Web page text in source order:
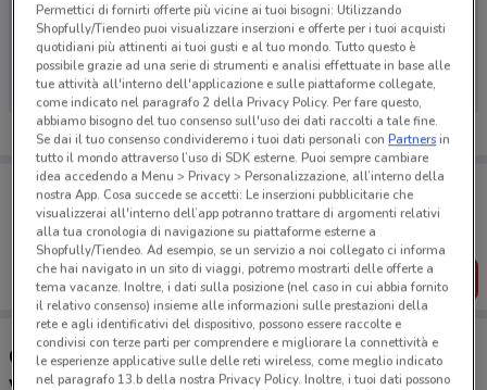
Ci dispiace, al momento non abbiamo pubblicato
volantini nella tua zona. Riprova più tardi.
Porta DoveConviene sempre con te!
Puoi trovare le migliori offerte dei negozi vicino a te,
salvarle e creare la tua lista del risparmio, comodamente
dal tuo cellulare.
SCARICA L’APP
Concessionari Alfa Romeo - Mopar nelle
vicinanze
Permettici di fornirti offerte più vicine ai tuoi bisogni: Utilizzando
Shopfully/Tiendeo puoi visualizzare inserzioni e offerte per i tuoi acquisti
quotidiani più attinenti ai tuoi gusti e al tuo mondo. Tutto questo è
possibile grazie ad una serie di strumenti e analisi effettuate in base alle
tue attività all'interno dell'applicazione e sulle piattaforme collegate,
come indicato nel paragrafo 2 della Privacy Policy. Per fare questo,
abbiamo bisogno del tuo consenso sull'uso dei dati raccolti a tale fine.
Se dai il tuo consenso condivideremo i tuoi dati personali conPartnersin
tutto il mondo attraverso l’uso di SDK esterne. Puoi sempre cambiare
idea accedendo a Menu > Privacy > Personalizzazione, all’interno della
nostra App. Cosa succede se accetti: Le inserzioni pubblicitarie che
visualizzerai all'interno dell’app potranno trattare di argomenti relativi
alla tua cronologia di navigazione su piattaforme esterne a
Shopfully/Tiendeo. Ad esempio, se un servizio a noi collegato ci informa
che hai navigato in un sito di viaggi, potremo mostrarti delle offerte a
tema vacanze. Inoltre, i dati sulla posizione (nel caso in cui abbia fornito
il relativo consenso) insieme alle informazioni sulle prestazioni della
rete e agli identificativi del dispositivo, possono essere raccolte e
condivisi con terze parti per comprendere e migliorare la connettività e
le esperienze applicative sulle delle reti wireless, come meglio indicato
nel paragrafo 13.b della nostra Privacy Policy. Inoltre, i tuoi dati possono